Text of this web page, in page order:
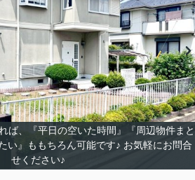
ば、『平日の空いた時間』『周辺物件まと
い』ももちろん可能です♪ お気軽にお問合
せください♪